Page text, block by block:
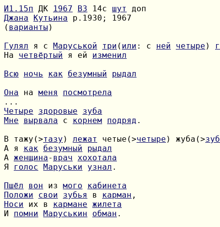
И1.15п ДК 1967 B3 14с шут
Джана
Кутьина
( варианты )
Гулял я с Маруськой три ( или : с ней четыре )
На четвёртый я ей изменил
Всю ночь как безумный
рыдал
Она на меня
посмотрела
Четыре
здоровые
зуба
Мне
вырвала с корнем подряд .
В тажу(>тазу ) лежат четые(>четыре ) жуба(>
А я как безумный
рыдал
А женщина- врач хохотала
Я
голос Маруськи узнал .
Пшёл
вон из мого
кабинета
Положи
свои зубья в карман
Носи их в кармане жилета
И помни Маруськин обман .